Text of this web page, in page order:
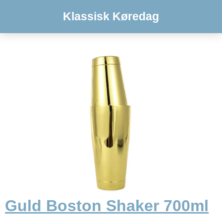
Klassisk Køredag
Guld Boston Shaker 700ml